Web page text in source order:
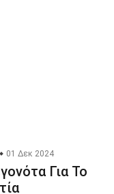
01 Δεκ 2024
Για Το